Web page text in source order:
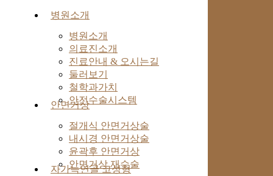
병원소개
병원소개
의료진소개
진료안내 & 오시는길
둘러보기
철학과가치
안전수술시스템
안면거상
절개식 안면거상술
내시경 안면거상술
윤곽후 안면거상
안면거상 재수술
자가늑연골 코성형